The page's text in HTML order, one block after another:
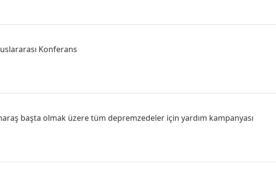
Konferans
başta olmak üzere tüm depremzedeler için yardım kampanyası